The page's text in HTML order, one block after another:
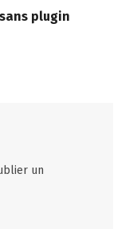
plugin
un